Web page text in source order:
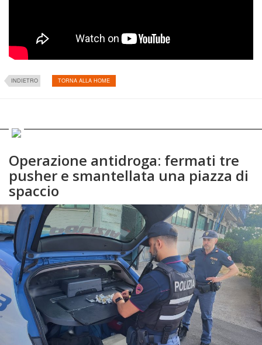
INDIETRO TORNA ALLA HOME
Operazione antidroga: fermati tre
pusher e smantellata una piazza di
spaccio